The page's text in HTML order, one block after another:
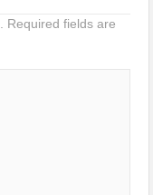
Required fields are